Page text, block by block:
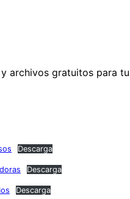
archivos gratuitos para
Descarga
Descarga
Descarga